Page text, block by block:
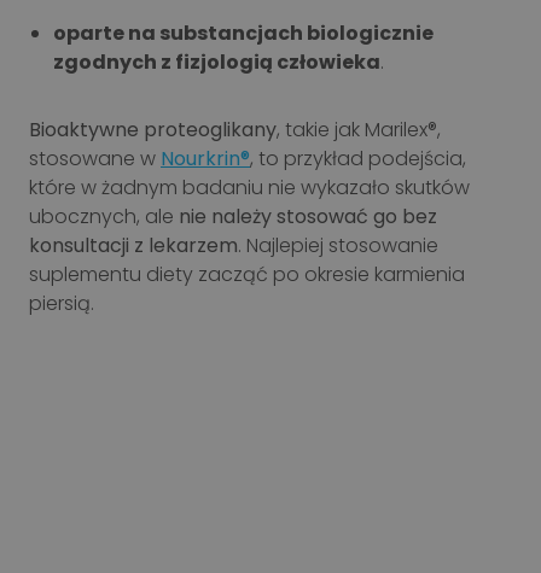
oparte na substancjach biologicznie
zgodnych z fizjologią człowieka.
Bioaktywne proteoglikany, takie jak Marilex®,
stosowane w Nourkrin®, to przykład podejścia,
które w żadnym badaniu nie wykazało skutków
ubocznych, ale nie należy stosować go bez
konsultacji z lekarzem. Najlepiej stosowanie
suplementu diety zacząć po okresie karmienia
piersią.